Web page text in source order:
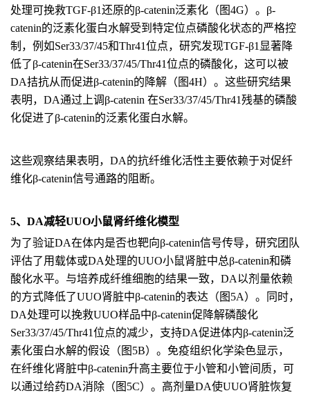
处理可挽救TGF-β1还原的β-catenin泛素化（图4G）。β-
catenin的泛素化蛋白水解受到特定位点磷酸化状态的严格控
制，例如Ser33/37/45和Thr41位点，研究发现TGF-β1显著降
低了β-catenin在Ser33/37/45/Thr41位点的磷酸化，这可以被
DA拮抗从而促进β-catenin的降解（图4H）。这些研究结果
表明，DA通过上调β-catenin 在Ser33/37/45/Thr41残基的磷酸
化促进了β-catenin的泛素化蛋白水解。
这些观察结果表明，DA的抗纤维化活性主要依赖于对促纤
维化β-catenin信号通路的阻断。
5、DA减轻UUO小鼠肾纤维化模型
为了验证DA在体内是否也靶向β-catenin信号传导，研究团队
评估了用载体或DA处理的UUO小鼠肾脏中总β-catenin和磷
酸化水平。与培养成纤维细胞的结果一致，DA以剂量依赖
的方式降低了UUO肾脏中β-catenin的表达（图5A）。同时，
DA处理可以挽救UUO样品中β-catenin促降解磷酸化
Ser33/37/45/Thr41位点的减少，支持DA促进体内β-catenin泛
素化蛋白水解的假设（图5B）。免疫组织化学染色显示，
在纤维化肾脏中β-catenin升高主要位于小管和小管间质，可
以通过给药DA消除（图5C）。高剂量DA使UUO肾脏恢复